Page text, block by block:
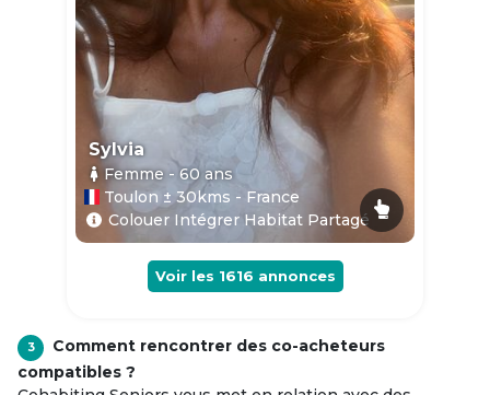
Sylvia
Femme - 60ans
Toulon ± 30kms - France
Colouer Intégrer Habitat Partagé
Voir les 1616 annonces
3
Comment rencontrer des co-acheteurs
compatibles ?